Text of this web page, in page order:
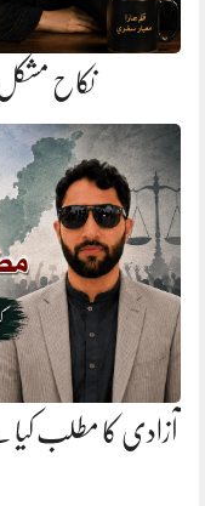
نکاح
آزادی کا مطلب کیا